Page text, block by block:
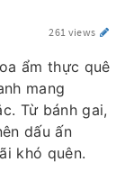
261 views
ẩm thực quê
mang
Từ bánh gai,
dấu ấn
khó quên.